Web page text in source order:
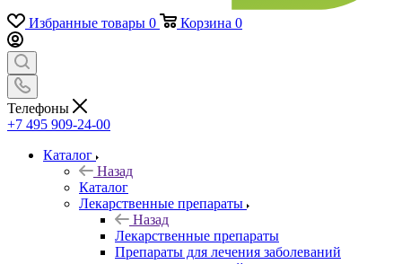
Избранные товары 0 Корзина 0
Телефоны
+7 495 909-24-00
Каталог
Назад
Каталог
Лекарственные препараты
Назад
Лекарственные препараты
Препараты для лечения заболеваний